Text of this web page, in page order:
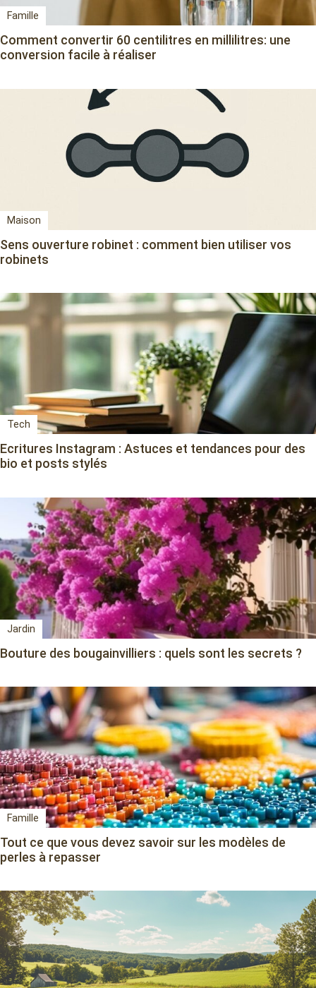
Famille
Comment convertir 60 centilitres en millilitres: une
conversion facile à réaliser
Maison
Sens ouverture robinet : comment bien utiliser vos
robinets
Tech
Ecritures Instagram : Astuces et tendances pour des
bio et posts stylés
Jardin
Bouture des bougainvilliers : quels sont les secrets ?
Famille
Tout ce que vous devez savoir sur les modèles de
perles à repasser